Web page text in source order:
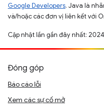
Google Developers. Java là
và/hoặc các đơn vị liên kết với
Cập nhật lần gần đây nhất:
Đóng góp
Báo cáo lỗi
Xem các sự cố mở